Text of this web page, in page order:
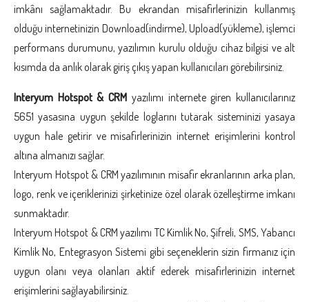
imkânı sağlamaktadır. Bu ekrandan misafirlerinizin kullanmış
olduğu internetinizin Download(indirme), Upload(yükleme), işlemci
performans durumunu, yazılımın kurulu olduğu cihaz bilgisi ve alt
kısımda da anlık olarak giriş çıkış yapan kullanıcıları görebilirsiniz.
Interyum Hotspot & CRM yazılımı internete giren kullanıcılarınız
5651 yasasına uygun şekilde loglarını tutarak sisteminizi yasaya
uygun hale getirir ve misafirlerinizin internet erişimlerini kontrol
altına almanızı sağlar.
Interyum Hotspot & CRM yazılımının misafir ekranlarının arka plan,
logo, renk ve içeriklerinizi şirketinize özel olarak özelleştirme imkanı
sunmaktadır.
Interyum Hotspot & CRM yazılımı TC Kimlik No, Şifreli, SMS, Yabancı
Kimlik No, Entegrasyon Sistemi gibi seçeneklerin sizin firmanız için
uygun olanı veya olanları aktif ederek misafirlerinizin internet
erişimlerini sağlayabilirsiniz.